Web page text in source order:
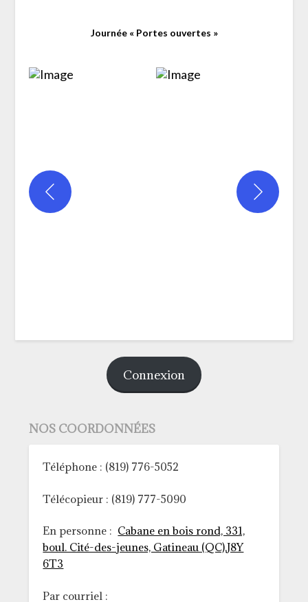
Journée « Portes ouvertes »
Connexion
NOS COORDONNÉES
Téléphone : (819) 776-5052
Télécopieur : (819) 777-5090
En personne : Cabane en bois rond, 331,
boul. Cité-des-jeunes, Gatineau (QC),J8Y
6T3
Par courriel :